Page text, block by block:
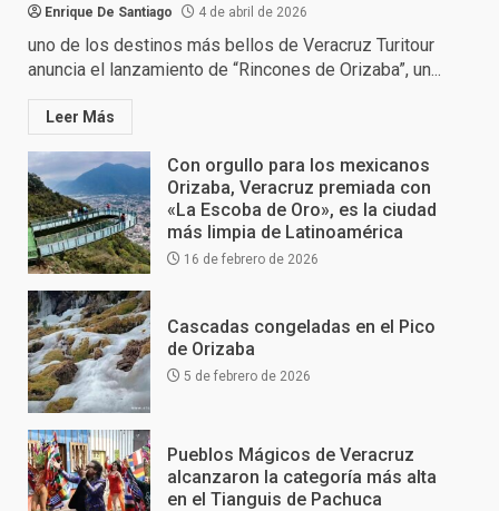
Enrique De Santiago 4 de abril de 2026
uno de los destinos más bellos de Veracruz Turitour
anuncia el lanzamiento de “Rincones de Orizaba”, un...
Leer Más
Con orgullo para los mexicanos
Orizaba, Veracruz premiada con
«La Escoba de Oro», es la ciudad
más limpia de Latinoamérica
16 de febrero de 2026
Cascadas congeladas en el Pico
de Orizaba
5 de febrero de 2026
Pueblos Mágicos de Veracruz
alcanzaron la categoría más alta
en el Tianguis de Pachuca